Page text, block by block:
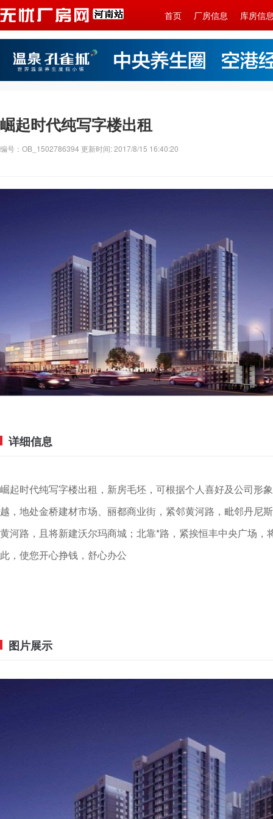
首页 厂房信息 库房信
崛起时代纯写字楼出租
编号：OB_1502786394 更新时间: 2017/8/15 16:40:20
详细信息
崛起时代纯写字楼出租，新房毛坯，可根据个人喜好及公司形
越，地处金桥建材市场、丽都商业街，紧邻黄河路，毗邻丹尼
黄河路，且将新建沃尔玛商城；北靠*路，紧挨恒丰中央广场
此，使您开心挣钱，舒心办公
图片展示